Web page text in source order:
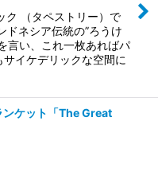
ク （タペストリー）で
ドネシア伝統の”ろうけ
言い、これ一枚あればパ
イケデリックな空間に
ンケット「The Great